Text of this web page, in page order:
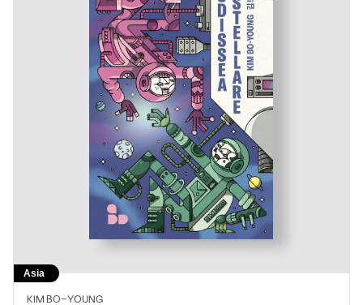
Asia
KIM BO-YOUNG